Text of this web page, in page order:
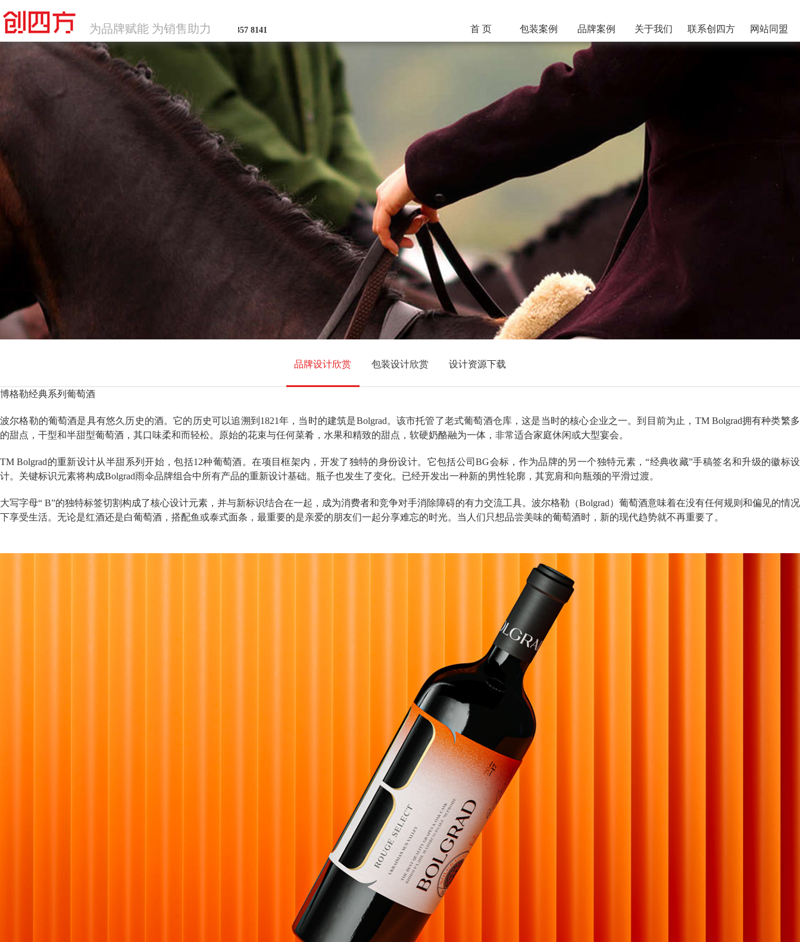
首 页
包装案例
酒水饮料
食品特产
化工农业
科技数码
品牌案例
品牌形象设计
关于我们
ABOUT
联系创四方 网站同盟
咨询：137 1357 8141
品牌设计欣赏 包装设计欣赏 设计资源下载
博格勒经典系列葡萄酒
波尔格勒的葡萄酒是具有悠久历史的酒。它的历史可以追溯到1821年，当时的建筑是Bolgrad。该市托管了老式葡萄酒仓库，这是当时的核心企业之一。到目前为止，TM Bolgrad拥有种类繁多
的甜点，干型和半甜型葡萄酒，其口味柔和而轻松。原始的花束与任何菜肴，水果和精致的甜点，软硬奶酪融为一体，非常适合家庭休闲或大型宴会。
TM Bolgrad的重新设计从半甜系列开始，包括12种葡萄酒。在项目框架内，开发了独特的身份设计。它包括公司BG会标，作为品牌的另一个独特元素，“经典收藏”手稿签名和升级的徽标设
计。关键标识元素将构成Bolgrad雨伞品牌组合中所有产品的重新设计基础。瓶子也发生了变化。已经开发出一种新的男性轮廓，其宽肩和向瓶颈的平滑过渡。
大写字母“ B”的独特标签切割构成了核心设计元素，并与新标识结合在一起，成为消费者和竞争对手消除障碍的有力交流工具。波尔格勒（Bolgrad）葡萄酒意味着在没有任何规则和偏见的情况
下享受生活。无论是红酒还是白葡萄酒，搭配鱼或泰式面条，最重要的是亲爱的朋友们一起分享难忘的时光。当人们只想品尝美味的葡萄酒时，新的现代趋势就不再重要了。